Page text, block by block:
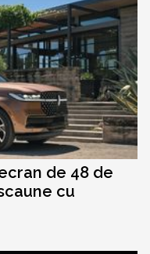
de 48 de
cu